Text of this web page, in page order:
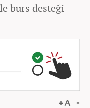
burs desteği